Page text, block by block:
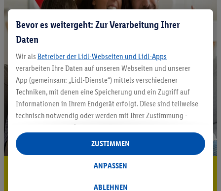
5.95 € Versand sparen³²ᵃ
Jetzt zum Newsletter anmelden
Bevor es weitergeht: Zur Verarbeitung Ihrer
Daten
Wir als Betreiber der Lidl-Webseiten und Lidl-Apps
verarbeiten Ihre Daten auf unseren Webseiten und unserer
App (gemeinsam: „Lidl-Dienste“) mittels verschiedener
Techniken, mit denen eine Speicherung und ein Zugriff auf
Informationen in Ihrem Endgerät erfolgt. Diese sind teilweise
technisch notwendig oder werden mit Ihrer Zustimmung -
auch durch Partner (u.a.
Verantwortliche; im Zusammenhang mit dem IAB TCF
insgesamt
Statistik-Erstellung oder für personalisierte Werbung
Datenverarbeitungen für personalisierte Werbung werden
ABLEHNEN
ANPASSEN
ZUSTIMMEN